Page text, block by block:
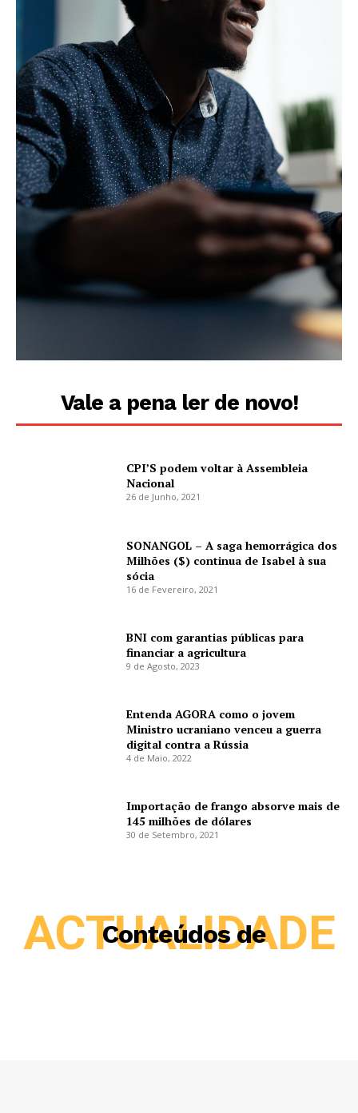
Vale a pena ler de novo!
CPI’S podem voltar à Assembleia
Nacional
26 de Junho, 2021
SONANGOL – A saga hemorrágica dos
Milhões ($) continua de Isabel à sua
sócia
16 de Fevereiro, 2021
BNI com garantias públicas para
financiar a agricultura
9 de Agosto, 2023
Entenda AGORA como o jovem
Ministro ucraniano venceu a guerra
digital contra a Rússia
4 de Maio, 2022
Importação de frango absorve mais de
145 milhões de dólares
30 de Setembro, 2021
Conteúdos de
ACTUALIDADE